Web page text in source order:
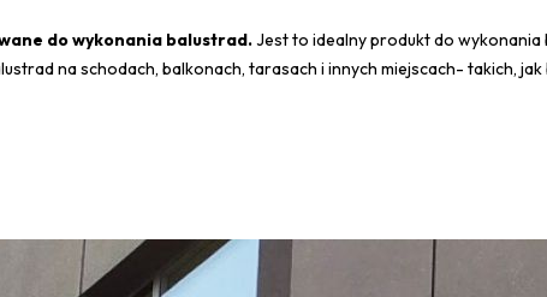
do wykonania balustrad.Jest to idealny produkt do
na schodach, balkonach, tarasach i innych miejscach- takich,